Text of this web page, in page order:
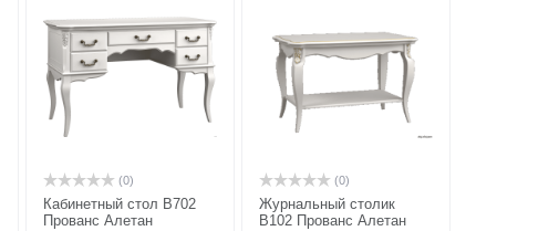
(0)
Кабинетный стол В702
Прованс Алетан
(0)
Журнальный столик
В102 Прованс Алетан